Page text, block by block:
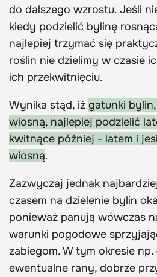
do dalszego wzrostu. Jeśli
kiedy podzielić bylinę
najlepiej trzymać się
roślin nie dzielimy w czasie
ich przekwitnięciu.
Wynika stąd, iż gatunki
wiosną, najlepiej podzielić
kwitnące później - latem i
wiosną.
Zazwyczaj jednak
czasem na dzielenie bylin
ponieważ panują wówczas
warunki pogodowe
zabiegom. W tym okresie
ewentualne rany, dobrze